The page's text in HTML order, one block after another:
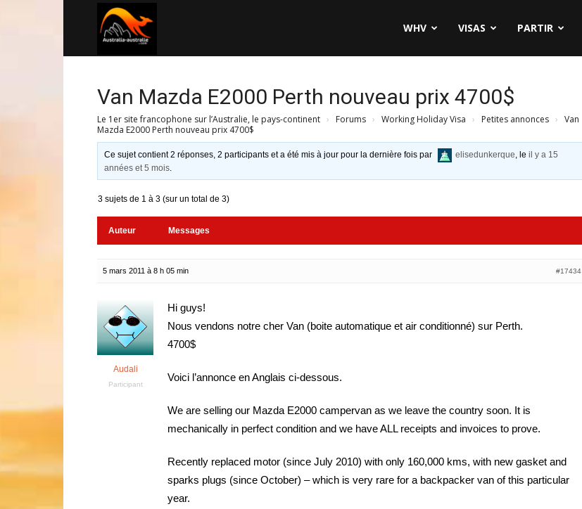
WHV VISAS PARTIR
Van Mazda E2000 Perth nouveau prix 4700$
Le 1er site francophone sur l’Australie, le pays-continent › Forums › Working Holiday Visa › Petites annonces › Van
Mazda E2000 Perth nouveau prix 4700$
Ce sujet contient 2 réponses, 2 participants et a été mis à jour pour la dernière fois par elisedunkerque, leil y a 15
années et 5 mois.
3 sujets de 1 à 3 (sur un total de 3)
Auteur Messages
5 mars 2011 à 8 h 05 min #17434
Audali
Participant
Hi guys!
Nous vendons notre cher Van (boite automatique et air conditionné) sur Perth.
4700$
Voici l’annonce en Anglais ci-dessous.
We are selling our Mazda E2000 campervan as we leave the country soon. It is
mechanically in perfect condition and we have ALL receipts and invoices to prove.
Recently replaced motor (since July 2010) with only 160,000 kms, with new gasket and
sparks plugs (since October) – which is very rare for a backpacker van of this particular
year.